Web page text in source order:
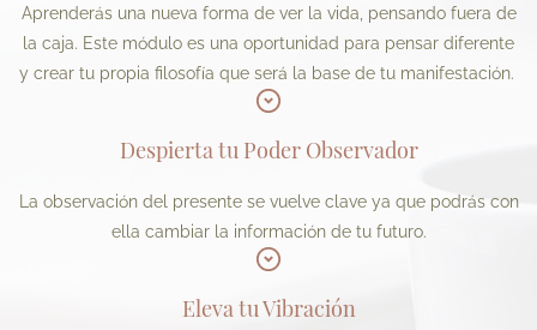
Aprenderás una nueva forma de ver la vida, pensando fuera de
la caja. Este módulo es una oportunidad para pensar diferente
y crear tu propia filosofía que será la base de tu manifestación.
Despierta tu Poder Observador
La observación del presente se vuelve clave ya que podrás con
ella cambiar la información de tu futuro.
Eleva tu Vibración